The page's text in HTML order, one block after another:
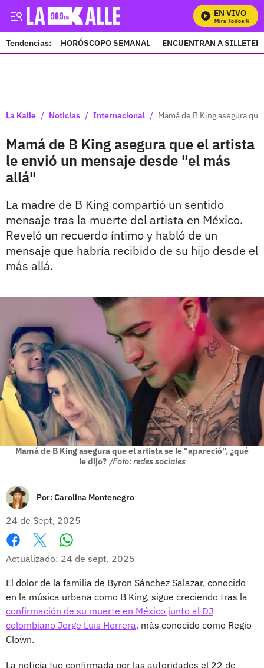
EN VIVO
Mira Todos
Tendencias: HORÓSCOPO SEMANAL ENCUENTRAN A
La Kalle / Noticias / Internacional / Mamá de B King asegura
Mamá de B King asegura que el artista
le envió un mensaje desde "el más
allá"
La madre de B King compartió un sentido
mensaje tras la muerte del artista en México.
Reveló un recuerdo íntimo y habló de un
mensaje que habría recibido de su hijo desde el
más allá.
Mamá de B King asegura que el artista se le "apareció", ¿qué
le dijo? /Foto: redes sociales
Por:Carolina Montenegro
24 de Sept, 2025
Facebook
X
Actualizado: 24 de sept, 2025
El dolor de la familia de Byron Sánchez Salazar, conocido
en la música urbana como B King, sigue creciendo tras la
confirmación de su muerte en México junto al DJ
colombiano Jorge Luis Herrera, más conocido como Regio
Clown.
La noticia fue confirmada por las autoridades el 22 de